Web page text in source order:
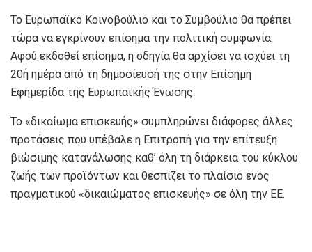
Το Ευρωπαϊκό Κοινοβούλιο και το Συμβούλιο θα πρέπει
τώρα να εγκρίνουν επίσημα την πολιτική συμφωνία.
Αφού εκδοθεί επίσημα, η οδηγία θα αρχίσει να ισχύει τη
20ή ημέρα από τη δημοσίευσή της στην Επίσημη
Εφημερίδα της Ευρωπαϊκής Ένωσης.
Το «δικαίωμα επισκευής» συμπληρώνει διάφορες άλλες
προτάσεις που υπέβαλε η Επιτροπή για την επίτευξη
βιώσιμης κατανάλωσης καθ’ όλη τη διάρκεια του κύκλου
ζωής των προϊόντων και θεσπίζει το πλαίσιο ενός
πραγματικού «δικαιώματος επισκευής» σε όλη την ΕΕ.